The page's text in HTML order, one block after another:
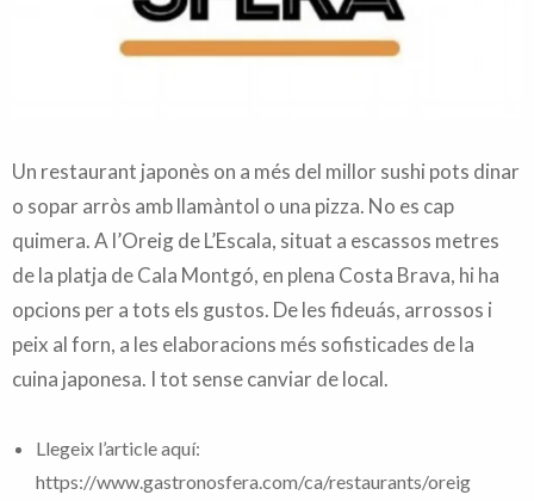
Un restaurant japonès on a més del millor sushi pots dinar
o sopar arròs amb llamàntol o una pizza. No es cap
quimera. A l’Oreig de L’Escala, situat a escassos metres
de la platja de Cala Montgó, en plena Costa Brava, hi ha
opcions per a tots els gustos. De les fideuás, arrossos i
peix al forn, a les elaboracions més sofisticades de la
cuina japonesa. I tot sense canviar de local.
Llegeix l’article aquí:
https://www.gastronosfera.com/ca/restaurants/oreig